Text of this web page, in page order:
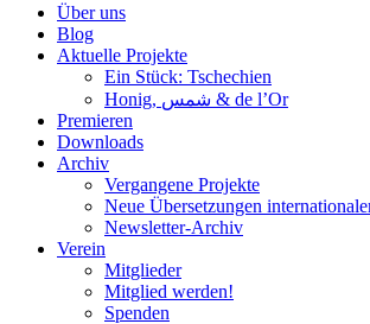
Über uns
Blog
Aktuelle Projekte
Ein Stück: Tschechien
Honig, شمس & de l’Or
Premieren
Downloads
Archiv
Vergangene Projekte
Neue Übersetzungen
Newsletter-Archiv
Verein
Mitglieder
Mitglied werden!
Spenden